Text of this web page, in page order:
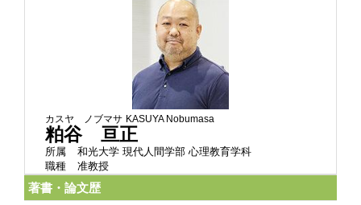
カスヤ ノブマサ KASUYA Nobumasa
粕谷 亘正
所属
和光大学 現代人間学部 心理教育学科
職種
准教授
著書・論文歴